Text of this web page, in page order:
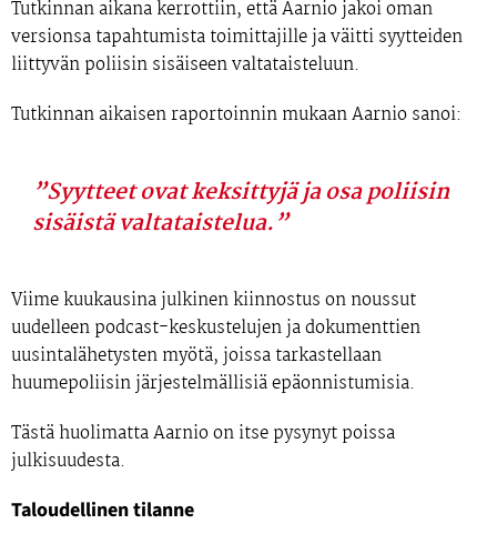
Tutkinnan aikana kerrottiin, että Aarnio jakoi oman
versionsa tapahtumista toimittajille ja väitti syytteiden
liittyvän poliisin sisäiseen valtataisteluun.
Tutkinnan aikaisen raportoinnin mukaan Aarnio sanoi:
”Syytteet ovat keksittyjä ja osa poliisin
sisäistä valtataistelua.”
Viime kuukausina julkinen kiinnostus on noussut
uudelleen podcast-keskustelujen ja dokumenttien
uusintalähetysten myötä, joissa tarkastellaan
huumepoliisin järjestelmällisiä epäonnistumisia.
Tästä huolimatta Aarnio on itse pysynyt poissa
julkisuudesta.
Taloudellinen tilanne